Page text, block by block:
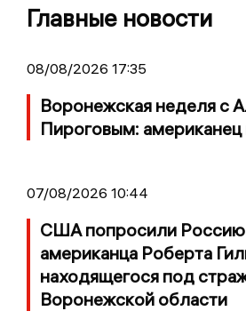
Главные новости
08/08/2026 17:35
Воронежская неделя с
Пироговым: американец
07/08/2026 10:44
США попросили Россию
американца Роберта
находящегося под
Воронежской области